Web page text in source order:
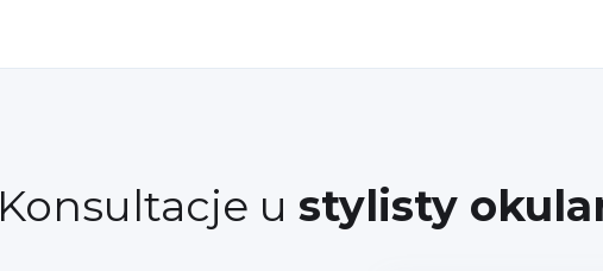
Konsultacje u stylisty